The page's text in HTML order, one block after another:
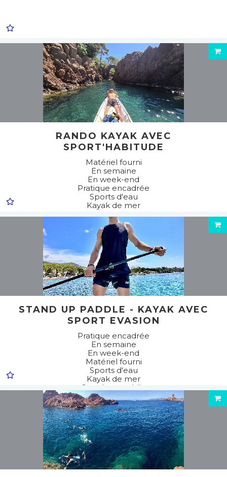
RANDO KAYAK AVEC
SPORT'HABITUDE
Matériel fourni
En semaine
En week-end
Pratique encadrée
Sports d'eau
Kayak de mer
STAND UP PADDLE - KAYAK AVEC
SPORT EVASION
Pratique encadrée
En semaine
En week-end
Matériel fourni
Sports d'eau
Kayak de mer
Stand up paddle